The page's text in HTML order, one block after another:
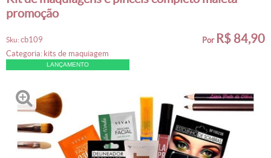
promoção
sku: cb109
categoria: kits de maquiagem
LANÇAMENTO
por R$ 84,90